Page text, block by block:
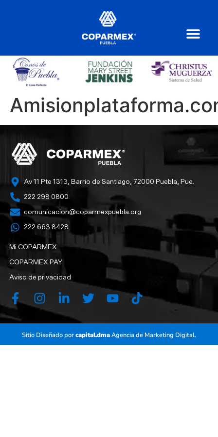
Av 11 Pte 1313, Barrio de Santiago, 72000 Puebla, Pue.
222 298 0800
comunicacion@coparmexpuebla.org
222 663 8428‬
Mi COPARMEX
COPARMEX PAY
Aviso de privacidad
Sitio Diseñado porcapital.dmaAgencia de Marketing Digital.